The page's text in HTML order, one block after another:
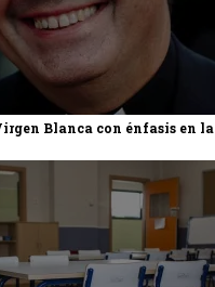
Blanca con énfasis en la